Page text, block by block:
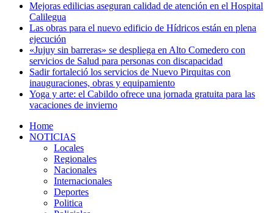
Mejoras edilicias aseguran calidad de atención en el Hospital
Calilegua
Las obras para el nuevo edificio de Hídricos están en plena
ejecución
«Jujuy sin barreras» se despliega en Alto Comedero con
servicios de Salud para personas con discapacidad
Sadir fortaleció los servicios de Nuevo Pirquitas con
inauguraciones, obras y equipamiento
Yoga y arte: el Cabildo ofrece una jornada gratuita para las
vacaciones de invierno
Home
NOTICIAS
Locales
Regionales
Nacionales
Internacionales
Deportes
Politica